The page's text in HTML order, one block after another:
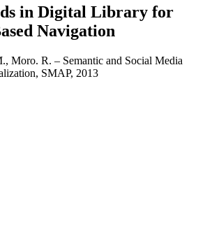
in Digital Library for
Navigation
Moro. R. – Semantic and Social Media
SMAP, 2013